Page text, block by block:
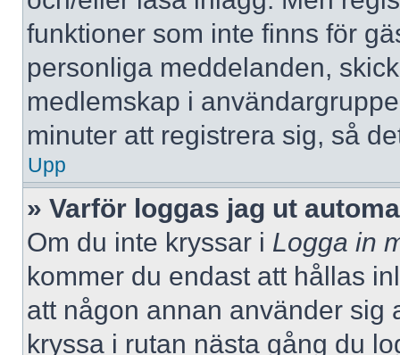
funktioner som inte finns för
personliga meddelanden,
medlemskap i
minuter att registrera sig, så
Upp
» Varför loggas jag ut
Om du inte kryssar i Logga in
kommer du endast att hållas
att någon annan använder sig
kryssa i rutan nästa gång du